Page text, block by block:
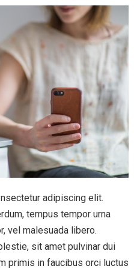
adipiscing elit.
tempus tempor urna
vel malesuada libero.
sit amet pulvinar dui
primis in faucibus orci luctus